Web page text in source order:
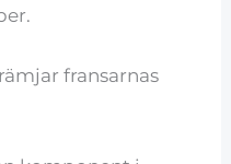
fransarnas